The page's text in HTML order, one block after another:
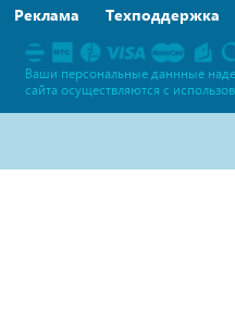
Реклама
Техподдержка
Ваши персональные даннные
сайта осуществляются c